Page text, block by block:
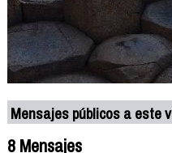
Mensajes públicos a este
8 Mensajes